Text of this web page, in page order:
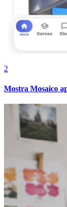
Cruzeiro
2
Mostra Mosaico